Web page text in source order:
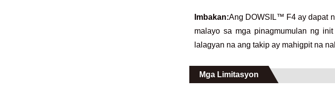
Imbakan:Ang DOWSIL™ F4 ay dapat
malayo sa mga pinagmumulan ng
lalagyan na ang takip ay mahigpit na
Mga Limitasyon